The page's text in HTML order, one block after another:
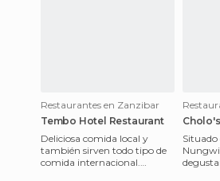
Restaurantes en Zanzibar
Tembo Hotel Restaurant
Deliciosa comida local y
también sirven todo tipo de
comida internacional.
Situado